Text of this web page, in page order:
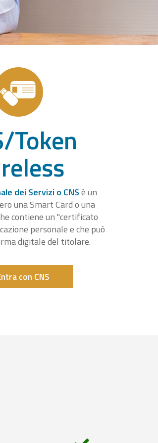
Token
dei Servizi o CNSè un
una Smart Card o una
contiene un "certificato
personale e che può
digitale del titolare.
con CNS